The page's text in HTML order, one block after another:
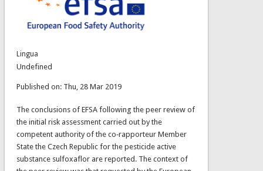
Lingua
Undefined
Published on: Thu, 28 Mar 2019
The conclusions of EFSA following the peer review of
the initial risk assessment carried out by the
competent authority of the co‐rapporteur Member
State the Czech Republic for the pesticide active
substance sulfoxaflor are reported. The context of